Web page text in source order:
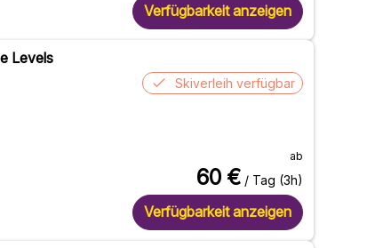
Verfügbarkeit anzeigen
Levels
Skiverleih verfügbar
ab
60 € / Tag (3h)
Verfügbarkeit anzeigen